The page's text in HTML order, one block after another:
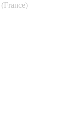
(France)